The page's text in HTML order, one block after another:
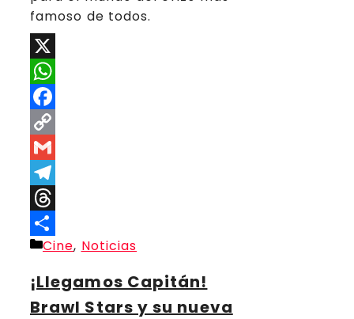
famoso de todos.
X
WhatsApp
Facebook
Copy
Link
Gmail
Telegram
Threads
Compartir
Categorías
Cine, Noticias
¡Llegamos Capitán!
Brawl Stars y su nueva